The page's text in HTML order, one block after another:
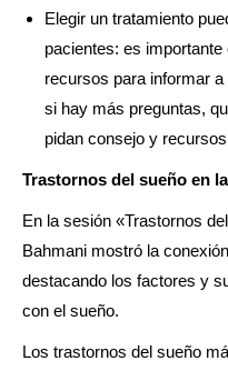
Elegir un tratamiento
pacientes: es
recursos para informar
si hay más preguntas,
pidan consejo y
Trastornos del sueño en
En la sesión «Trastornos
Bahmani mostró la
destacando los factores y
con el sueño.
Los trastornos del sueño